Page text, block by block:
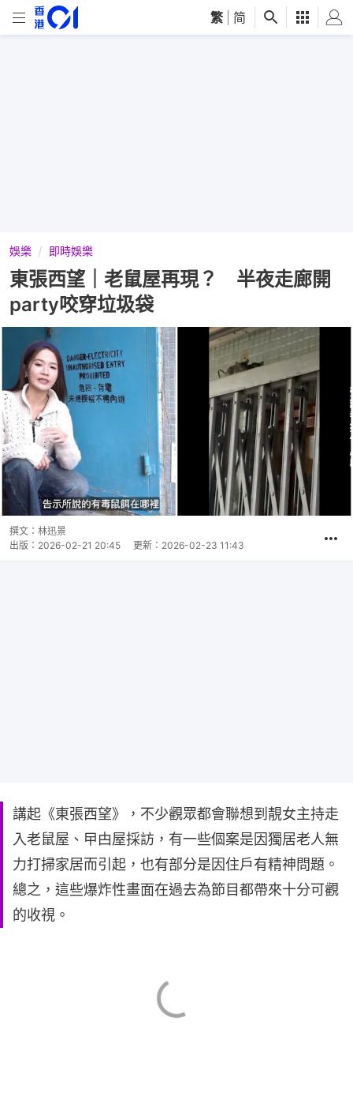
繁 简
娛樂 即時娛樂
東張西望｜老鼠屋再現？ 半夜走廊開
party咬穿垃圾袋
撰文： 林迅景
出版： 2026-02-21 20:45 更新： 2026-02-23 11:43
講起《東張西望》，不少觀眾都會聯想到靚女主持走
入老鼠屋、曱甴屋採訪，有一些個案是因獨居老人無
力打掃家居而引起，也有部分是因住戶有精神問題。
總之，這些爆炸性畫面在過去為節目都帶來十分可觀
的收視。